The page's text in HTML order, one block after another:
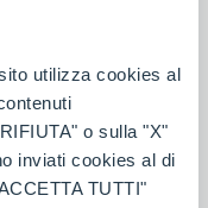
utilizza cookies al
o sulla "X"
inviati cookies al di
TUTTI"
2016/679